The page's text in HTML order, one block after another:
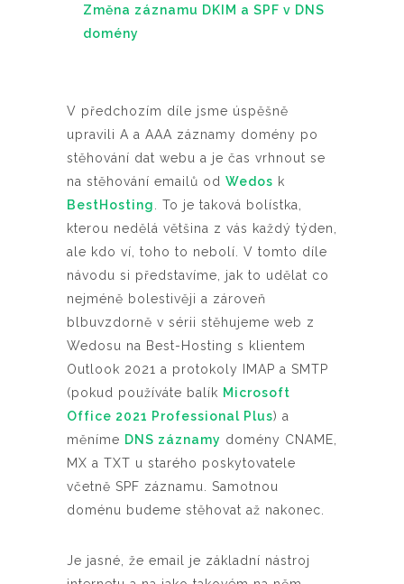
Změna záznamu DKIM a SPF v DNS
domény
V předchozím díle jsme úspěšně
upravili A a AAA záznamy domény po
stěhování dat webu a je čas vrhnout se
na stěhování emailů od Wedos k
BestHosting
. To je taková bolístka,
kterou nedělá většina z vás každý týden,
ale kdo ví, toho to nebolí. V tomto díle
návodu si představíme, jak to udělat co
nejméně bolestivěji a zároveň
blbuvzdorně v sérii stěhujeme web z
Wedosu na Best-Hosting s klientem
Outlook 2021 a protokoly IMAP a SMTP
(pokud používáte balík Microsoft
Office 2021 Professional Plus) a
měníme DNS záznamy domény CNAME,
MX a TXT u starého poskytovatele
včetně SPF záznamu. Samotnou
doménu budeme stěhovat až nakonec.
Je jasné, že email je základní nástroj